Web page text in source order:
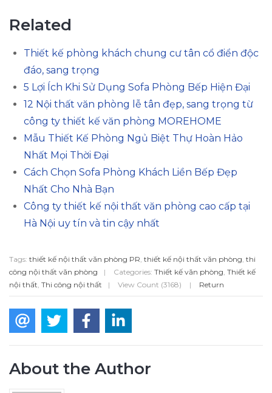
Related
Thiết kế phòng khách chung cư tân cổ điển độc
đáo, sang trọng
5 Lợi Ích Khi Sử Dụng Sofa Phòng Bếp Hiện Đại
12 Nội thất văn phòng lễ tân đẹp, sang trọng từ
công ty thiết kế văn phòng MOREHOME
Mẫu Thiết Kế Phòng Ngủ Biệt Thự Hoàn Hảo
Nhất Mọi Thời Đại
Cách Chọn Sofa Phòng Khách Liền Bếp Đẹp
Nhất Cho Nhà Bạn
Công ty thiết kế nội thất văn phòng cao cấp tại
Hà Nội uy tín và tin cậy nhất
Tags: thiết kế nội thất văn phòng PR thiết kế nội thất văn phòng thi
công nội thất văn phòng
| Categories: Thiết kế văn phòng Thiết kế
nội thất Thi công nội thất | View Count (3168) | Return
About the Author